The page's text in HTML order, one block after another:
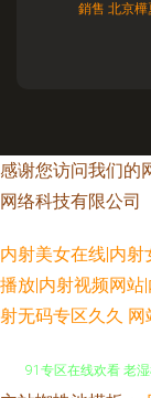
銷售 北京樺
感谢您访问我们的
网络科技有限公司
内射美女在线|内
播放|内射视频网站
射无码专区久久 网